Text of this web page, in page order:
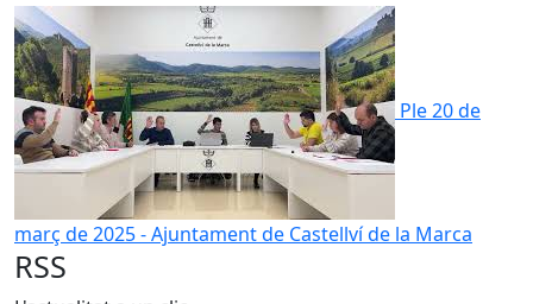
Ple 20 de
març de 2025 - Ajuntament de Castellví de la Marca
RSS